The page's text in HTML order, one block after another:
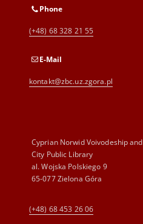
Phone
(+48) 68 328 21 55
E-Mail
kontakt@zbc.uz.zgora.pl
Cyprian Norwid Voivodeship and
City Public Library
al. Wojska Polskiego 9
65-077 Zielona Góra
(+48) 68 453 26 06